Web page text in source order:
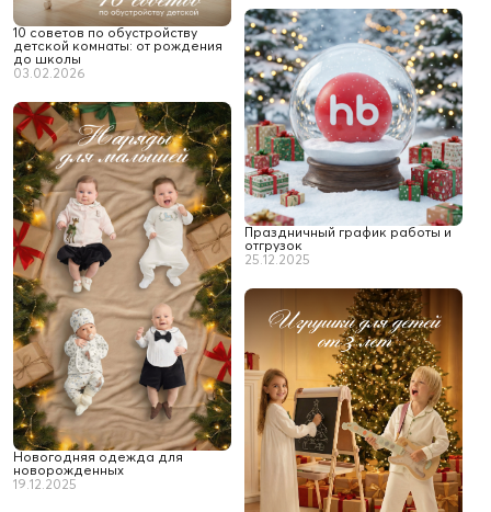
10 советов по обустройству
детской комнаты: от рождения
до школы
03.02.2026
Праздничный график работы и
отгрузок
25.12.2025
Новогодняя одежда для
новорожденных
19.12.2025